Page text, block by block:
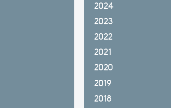
2024
2023
2022
2021
2020
2019
2018